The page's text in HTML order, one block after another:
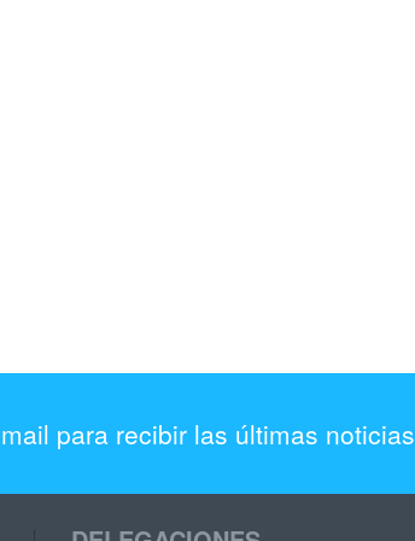
para recibir las últimas noticias